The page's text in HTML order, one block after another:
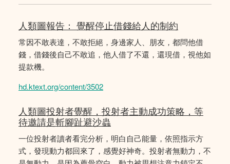
人類圖報告： 覺醒停止借錢給人的制約
常因不敢表達，不敢拒絕，身邊家人、朋友，都問他借
錢，借錢後自己不敢追，他人借了不還，還現借，視他如
提款機。
hd.ktext.org/content/3502
人類圖投射者覺醒，投射者主動成功策略，等
待邀請是斬腳趾避沙蟲
一位投射者讀者看完分析，明白自己能量，依照指示方
式，發現動力都回來了，感覺好神奇。投射者無動力，不